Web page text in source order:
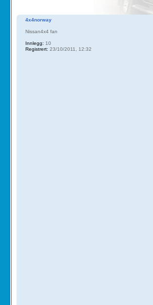
4x4norway
Nissan4x4 fan
Innlegg: 10
Registrert: 23/10/2011, 12:32